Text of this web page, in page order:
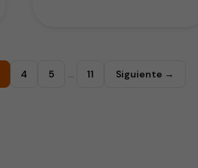
4 5 … 11 Siguiente →